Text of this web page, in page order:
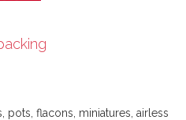
pots, flacons, miniatures, airless